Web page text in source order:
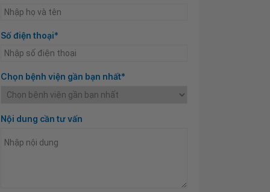
Số điện thoại*
Chọn bệnh viện gần bạn nhất*
Nội dung cần tư vấn